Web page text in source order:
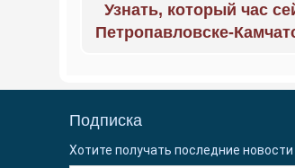
Узнать, который час
Петропавловске-
Подписка
Хотите получать последние